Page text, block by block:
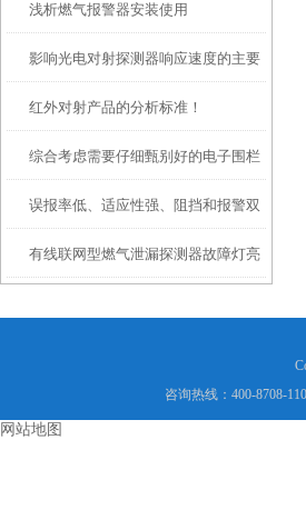
需要校准标定？
浅析燃气报警器安装使用
影响光电对射探测器响应速度的主要
因素
红外对射产品的分析标准！
综合考虑需要仔细甄别好的电子围栏
主机和好的电子围栏配件
误报率低、适应性强、阻挡和报警双
重功能 -- 草莓色版APP免费下载智能
有线联网型燃气泄漏探测器故障灯亮
咨询热线：400-8708-
网站地图